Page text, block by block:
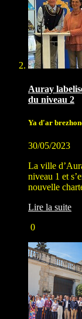
Auray
du niveau 2
Ya d'ar
30/05/2023
La ville
niveau 1 et
nouvelle
Lire la suite
0